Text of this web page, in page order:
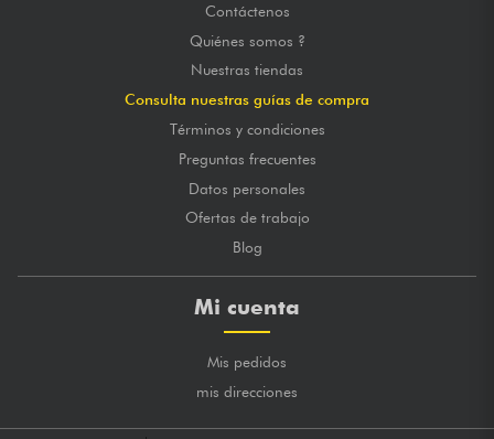
Contáctenos
Quiénes somos ?
Nuestras tiendas
Consulta nuestras guías de compra
Términos y condiciones
Preguntas frecuentes
Datos personales
Ofertas de trabajo
Blog
Mi cuenta
Mis pedidos
mis direcciones